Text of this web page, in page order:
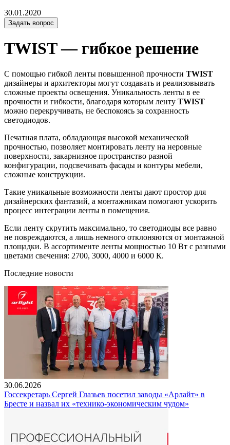
30.01.2020
Задать вопрос
TWIST — гибкое решение
С помощью гибкой ленты повышенной прочности TWIST
дизайнеры и архитекторы могут создавать и реализовывать
сложные проекты освещения. Уникальность ленты в ее
прочности и гибкости, благодаря которым ленту TWIST
можно перекручивать, не беспокоясь за сохранность
светодиодов.
Печатная плата, обладающая высокой механической
прочностью, позволяет монтировать ленту на неровные
поверхности, закарнизное пространство разной
конфигурации, подсвечивать фасады и контуры мебели,
сложные конструкции.
Такие уникальные возможности ленты дают простор для
дизайнерских фантазий, а монтажникам помогают ускорить
процесс интеграции ленты в помещения.
Если ленту скрутить максимально, то светодиоды все равно
не повреждаются, а лишь немного отклоняются от монтажной
площадки. В ассортименте ленты мощностью 10 Вт с разными
цветами свечения: 2700, 3000, 4000 и 6000 К.
Последние новости
30.06.2026
Госсекретарь Сергей Глазьев посетил заводы «Арлайт» в
Бресте и назвал их «технико-экономическим чудом»